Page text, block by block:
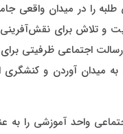
را در میدان واقعی
و تلاش برای
اجتماعی ظرفیتی برای
به میدان آوردن و
واحد آموزشی را به